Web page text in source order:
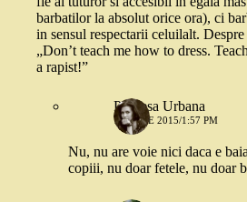
barbatilor la absolut orice ora), ci
in sensul respectarii celuilalt.
„Don’t teach me how to dress.
a rapist!”
Printesa Urbana
16 IULIE 2015/1:57 PM
Nu, nu are voie nici daca e
copiii, nu doar fetele, nu doar